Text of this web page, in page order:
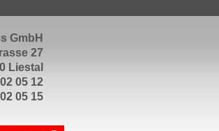
GmbH
27
Liestal
05 12
05 15